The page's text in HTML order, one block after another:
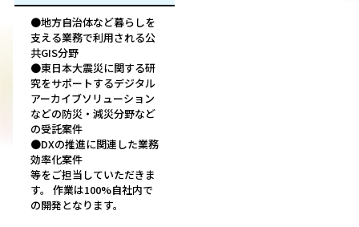
●地方自治体など暮らしを
支える業務で利用される公
共GIS分野
●東日本大震災に関する研
究をサポートするデジタル
アーカイブソリューション
などの防災・減災分野など
の受託案件
●DXの推進に関連した業務
効率化案件
等をご担当していただきま
す。 作業は100%自社内で
の開発となります。